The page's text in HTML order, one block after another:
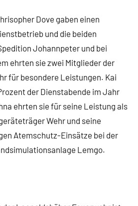
Dove gaben einen
und die beiden
Johannpeter und bei
ehrten sie zwei Mitglieder der
für besondere Leistungen. Kai
der Dienstabende im Jahr
ehrten sie für seine Leistung als
Wehr und seine
Atemschutz-Einsätze bei der
Lemgo.